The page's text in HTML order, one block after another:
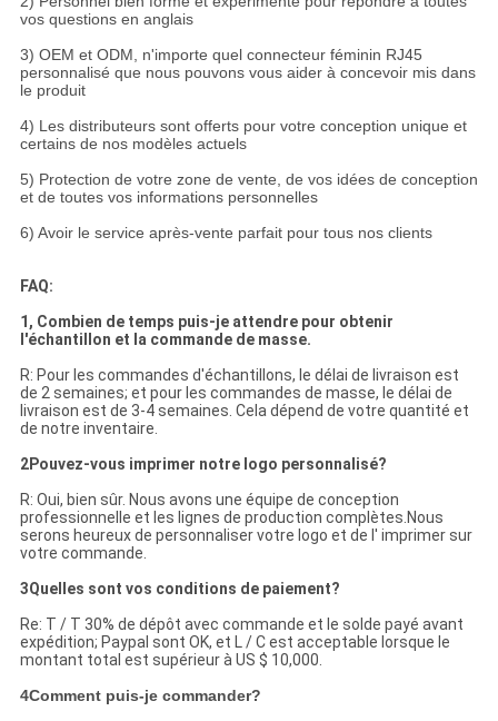
vos questions en anglais
3) OEM et ODM, n'importe quel connecteur féminin RJ45
personnalisé que nous pouvons vous aider à concevoir mis dans
le produit
4) Les distributeurs sont offerts pour votre conception unique et
certains de nos modèles actuels
5) Protection de votre zone de vente, de vos idées de conception
et de toutes vos informations personnelles
6) Avoir le service après-vente parfait pour tous nos clients
FAQ:
1, Combien de temps puis-je attendre pour obtenir
l'échantillon et la commande de masse.
R: Pour les commandes d'échantillons, le délai de livraison est
de 2 semaines; et pour les commandes de masse, le délai de
livraison est de 3-4 semaines. Cela dépend de votre quantité et
de notre inventaire.
2Pouvez-vous imprimer notre logo personnalisé?
R: Oui, bien sûr. Nous avons une équipe de conception
professionnelle et les lignes de production complètes.Nous
serons heureux de personnaliser votre logo et de l' imprimer sur
votre commande.
3Quelles sont vos conditions de paiement?
Re: T / T 30% de dépôt avec commande et le solde payé avant
expédition; Paypal sont OK, et L / C est acceptable lorsque le
montant total est supérieur à US $ 10,000.
4Comment puis-je commander?